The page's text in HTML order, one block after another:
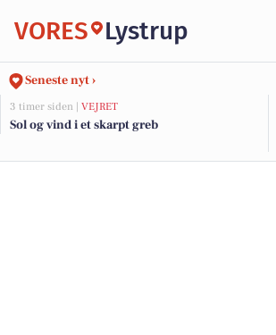
VORES Lystrup
Seneste nyt ›
3 timer siden | VEJRET
Sol og vind i et skarpt greb